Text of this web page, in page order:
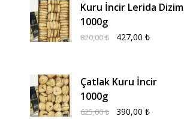
Kuru İncir Lerida Dizim
1000g
820,00₺ 427,00 ₺
Çatlak Kuru İncir
1000g
625,00₺ 390,00 ₺